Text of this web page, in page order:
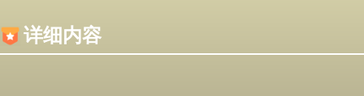
详细内容